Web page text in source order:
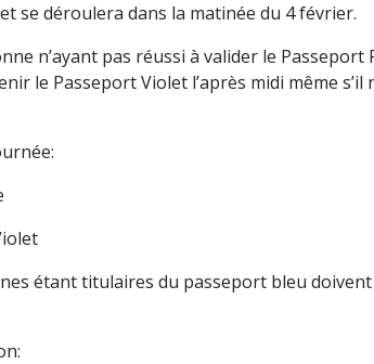
se déroulera dans la matinée du 4 février.
n’ayant pas réussi à valider le
le Passeport Violet l’après midi même s’il
étant titulaires du passeport bleu doivent